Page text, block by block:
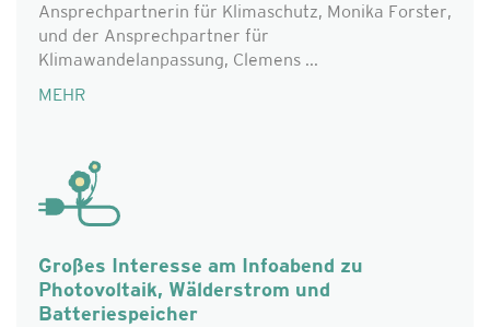
Ansprechpartnerin für Klimaschutz, Monika Forster,
und der Ansprechpartner für
Klimawandelanpassung, Clemens ...
MEHR
Großes Interesse am Infoabend zu
Photovoltaik, Wälderstrom und
Batteriespeicher